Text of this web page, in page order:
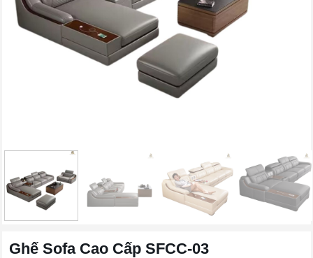
Ghế Sofa Cao Cấp SFCC-03